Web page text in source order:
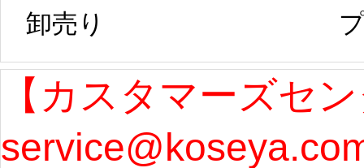
発送予定となり
ます。 ...[more]
たし
ル期
まで
卸売り
【カスタマーズセ